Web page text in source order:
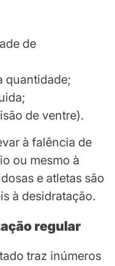
de
quantidade;
de ventre).
à falência de
ou mesmo à
e atletas são
à desidratação.
regular
traz inúmeros